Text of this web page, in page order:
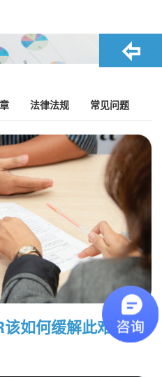
法律法规 常见问题
如何缓解此难题？